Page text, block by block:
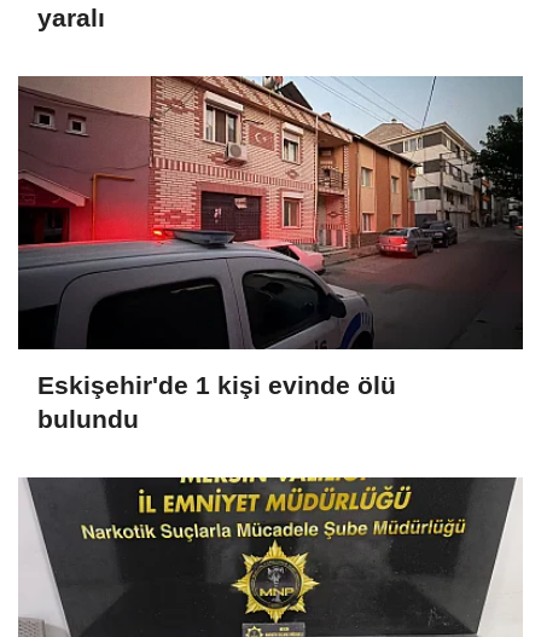
yaralı
Eskişehir'de 1 kişi evinde ölü
bulundu